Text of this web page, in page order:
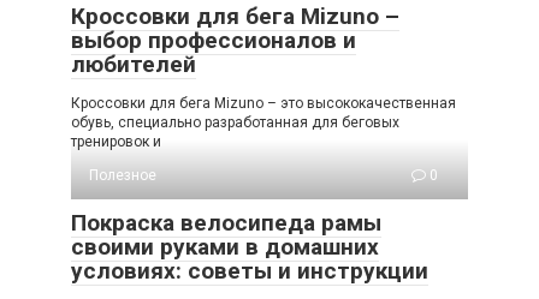
Кроссовки для бега Mizuno –
выбор профессионалов и
любителей
Кроссовки для бега Mizuno – это высококачественная
обувь, специально разработанная для беговых
тренировок и
Полезное
0
Покраска велосипеда рамы
своими руками в домашних
условиях: советы и инструкции